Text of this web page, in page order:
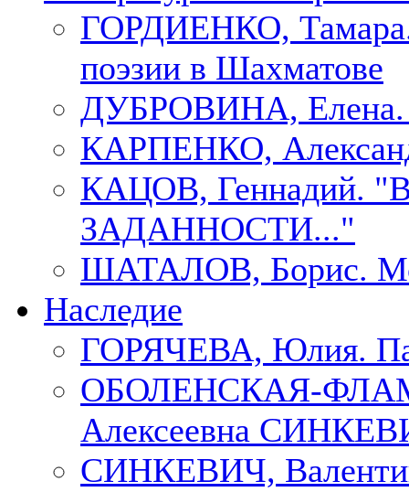
ГОРДИЕНКО, Тамара.
поэзии в Шахматове
ДУБРОВИНА,
КАРПЕНКО,
КАЦОВ, Геннадий.
ЗАДАННОСТИ..."
ШАТАЛОВ, Борис.
Наследие
ГОРЯЧЕВА, Юлия.
ОБОЛЕНСКАЯ-ФЛАМ,
Алексеевна
СИНКЕВИЧ,